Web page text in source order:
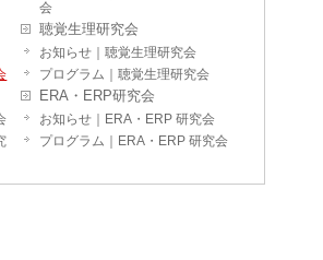
会
聴覚生理研究会
お知らせ｜聴覚生理研究会
プログラム｜聴覚生理研究会
ERA・ERP研究会
お知らせ｜ERA・ERP 研究会
プログラム｜ERA・ERP 研究会